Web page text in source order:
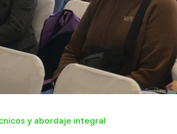
y abordaje integral